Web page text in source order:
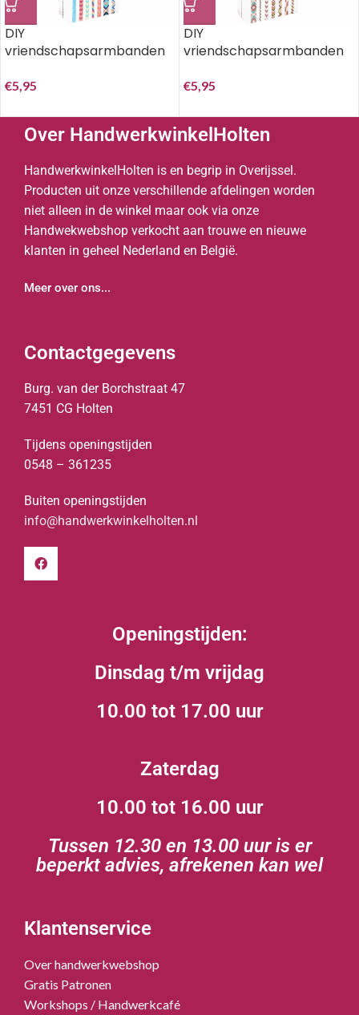
DIY
vriendschapsarmbanden
€5,95
DIY
vriendschapsarmbanden
€5,95
Over HandwerkwinkelHolten
HandwerkwinkelHolten is en begrip in Overijssel.
Producten uit onze verschillende afdelingen worden
niet alleen in de winkel maar ook via onze
Handwekwebshop verkocht aan trouwe en nieuwe
klanten in geheel Nederland en België.
Meer over ons...
Contactgegevens
Burg. van der Borchstraat 47
7451 CG Holten
Tijdens openingstijden
0548 – 361235
Buiten openingstijden
info@handwerkwinkelholten.nl
Openingstijden:
Dinsdag t/m vrijdag
10.00 tot 17.00 uur
Zaterdag
10.00 tot 16.00 uur
Tussen 12.30 en 13.00 uur is er
beperkt advies, afrekenen kan wel
Klantenservice
Over handwerkwebshop
Gratis Patronen
Workshops / Handwerkcafé